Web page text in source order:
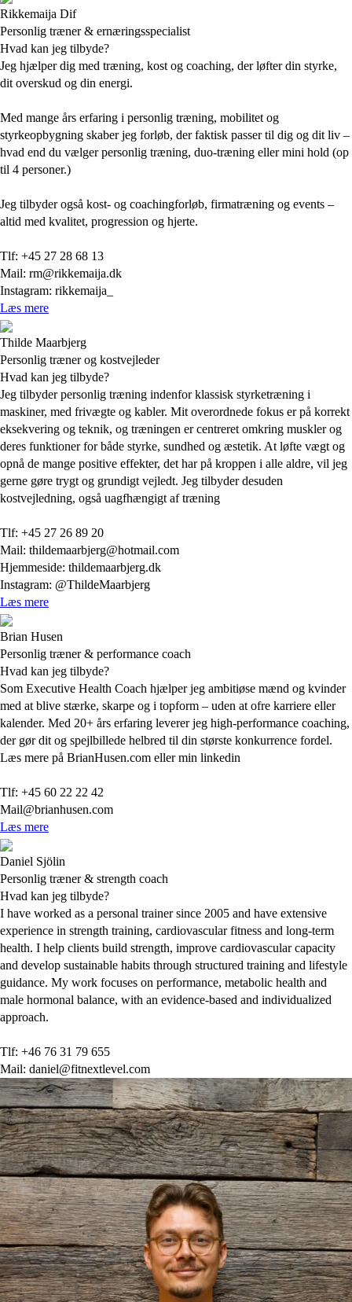
Rikkemaija Dif
Personlig træner & ernæringsspecialist
Hvad kan jeg tilbyde?
Jeg hjælper dig med træning, kost og coaching, der løfter din styrke,
dit overskud og din energi.
Med mange års erfaring i personlig træning, mobilitet og
styrkeopbygning skaber jeg forløb, der faktisk passer til dig og dit liv –
hvad end du vælger personlig træning, duo-træning eller mini hold (op
til 4 personer.)
Jeg tilbyder også kost- og coachingforløb, firmatræning og events –
altid med kvalitet, progression og hjerte.
Tlf: +45 27 28 68 13
Mail: rm@rikkemaija.dk
Instagram: rikkemaija_
Læs mere
Thilde Maarbjerg
Personlig træner og kostvejleder
Hvad kan jeg tilbyde?
Jeg tilbyder personlig træning indenfor klassisk styrketræning i
maskiner, med frivægte og kabler. Mit overordnede fokus er på korrekt
eksekvering og teknik, og træningen er centreret omkring muskler og
deres funktioner for både styrke, sundhed og æstetik. At løfte vægt og
opnå de mange positive effekter, det har på kroppen i alle aldre, vil jeg
gerne gøre trygt og grundigt vejledt. Jeg tilbyder desuden
kostvejledning, også uagfhængigt af træning
Tlf: +45 27 26 89 20
Mail: thildemaarbjerg@hotmail.com
Hjemmeside: thildemaarbjerg.dk
Instagram: @ThildeMaarbjerg
Læs mere
Brian Husen
Personlig træner & performance coach
Hvad kan jeg tilbyde?
Som Executive Health Coach hjælper jeg ambitiøse mænd og kvinder
med at blive stærke, skarpe og i topform – uden at ofre karriere eller
kalender. Med 20+ års erfaring leverer jeg high-performance coaching,
der gør dit og spejlbillede helbred til din største konkurrence fordel.
Læs mere på BrianHusen.com eller min linkedin
Tlf: +45 60 22 22 42
Mail@brianhusen.com
Læs mere
Daniel Sjölin
Personlig træner & strength coach
Hvad kan jeg tilbyde?
I have worked as a personal trainer since 2005 and have extensive
experience in strength training, cardiovascular fitness and long-term
health. I help clients build strength, improve cardiovascular capacity
and develop sustainable habits through structured training and lifestyle
guidance. My work focuses on performance, metabolic health and
male hormonal balance, with an evidence-based and individualized
approach.
Tlf: +46 76 31 79 655
Mail: daniel@fitnextlevel.com